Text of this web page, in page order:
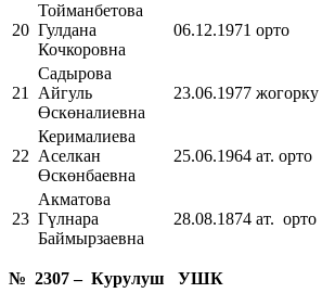
20
Тойманбетова
Гулдана
Кочкоровна
06.12.1971 орто
21
Садырова
Айгуль
Өскөналиевна
23.06.1977 жогорку
22
Керималиева
Аселкан
Өскөнбаевна
25.06.1964 ат. орто
23
Акматова
Гүлнара
Баймырзаевна
28.08.1874 ат. орто
№ 2307 – Курулуш УШК